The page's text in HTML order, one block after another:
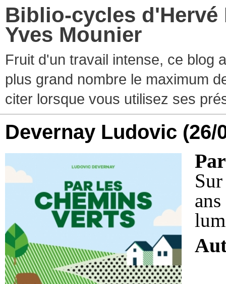
Biblio-cycles d'Hervé
Yves Mounier
Fruit d'un travail intense, ce blog
plus grand nombre le maximum
citer lorsque vous utilisez ses
Devernay Ludovic (26/